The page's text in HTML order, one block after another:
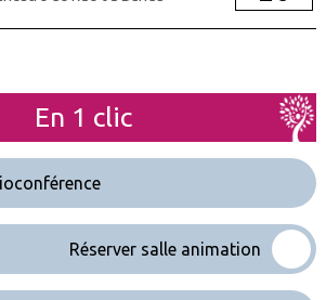
En 1 clic
Réserver salle animation